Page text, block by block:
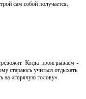
сам собой получается.
Когда проигрываем -
стараюсь учиться отдыхать.
на «горячую голову».